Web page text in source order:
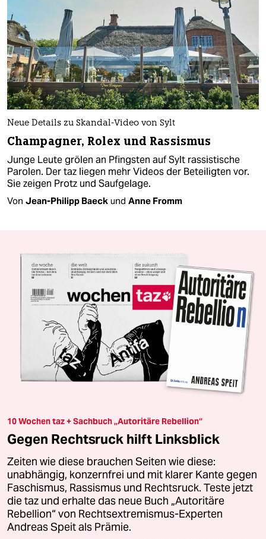
Neue Details zu Skandal-Video von Sylt
Champagner, Rolex und Rassismus
Junge Leute grölen an Pfingsten auf Sylt rassistische
Parolen. Der taz liegen mehr Videos der Beteiligten vor.
Sie zeigen Protz und Saufgelage.
Von Jean-Philipp Baeck und Anne Fromm
10 Wochen taz + Sachbuch „Autoritäre Rebellion“
Gegen Rechtsruck hilft Linksblick
Zeiten wie diese brauchen Seiten wie diese:
unabhängig, konzernfrei und mit klarer Kante gegen
Faschismus, Rassismus und Rechtsruck. Teste jetzt
die taz und erhalte das neue Buch „Autoritäre
Rebellion“ von Rechtsextremismus-Experten
Andreas Speit als Prämie.